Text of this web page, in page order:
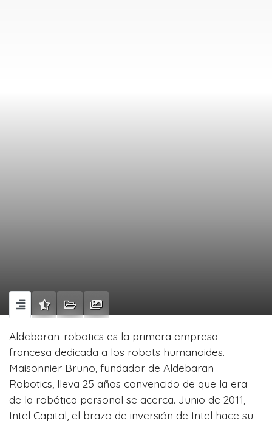
Aldebaran-robotics es la primera empresa
francesa dedicada a los robots humanoides.
Maisonnier Bruno, fundador de Aldebaran
Robotics, lleva 25 años convencido de que la era
de la robótica personal se acerca. Junio de 2011,
Intel Capital, el brazo de inversión de Intel hace su